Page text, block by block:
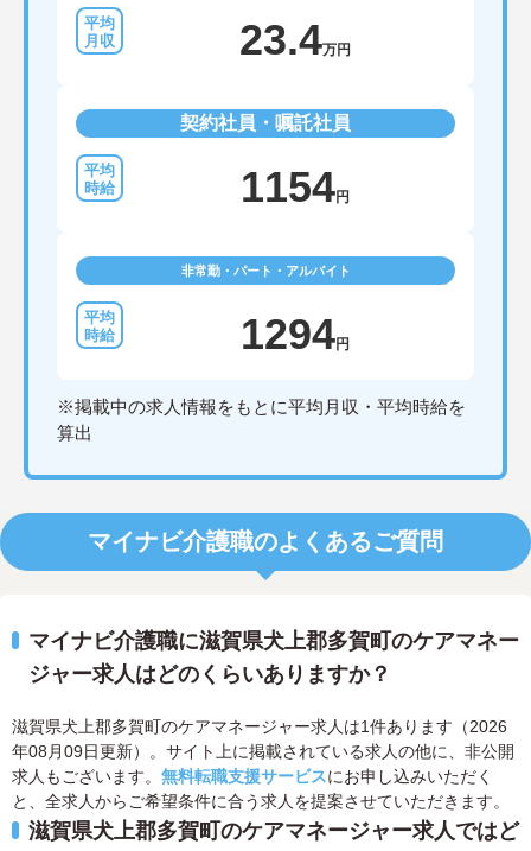
23.4万円
契約社員・嘱託社員
1154円
非常勤・パート・アルバイト
1294円
※掲載中の求人情報をもとに平均月収・平均時給を
算出
マイナビ介護職のよくあるご質問
マイナビ介護職に滋賀県犬上郡多賀町のケアマネー
ジャー求人はどのくらいありますか？
滋賀県犬上郡多賀町のケアマネージャー求人は1件あります（2026
年08月09日更新）。サイト上に掲載されている求人の他に、非公開
求人もございます。 無料転職支援サービスにお申し込みいただく
と、全求人からご希望条件に合う求人を提案させていただきます。
滋賀県犬上郡多賀町のケアマネージャー求人ではど